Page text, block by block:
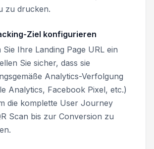
zu drucken.
Ziel konfigurieren
Sie Ihre Landing Page URL ein
Sie sicher, dass sie
Analytics-Verfolgung
Analytics, Facebook Pixel, etc.)
die komplette User Journey
Scan bis zur Conversion zu